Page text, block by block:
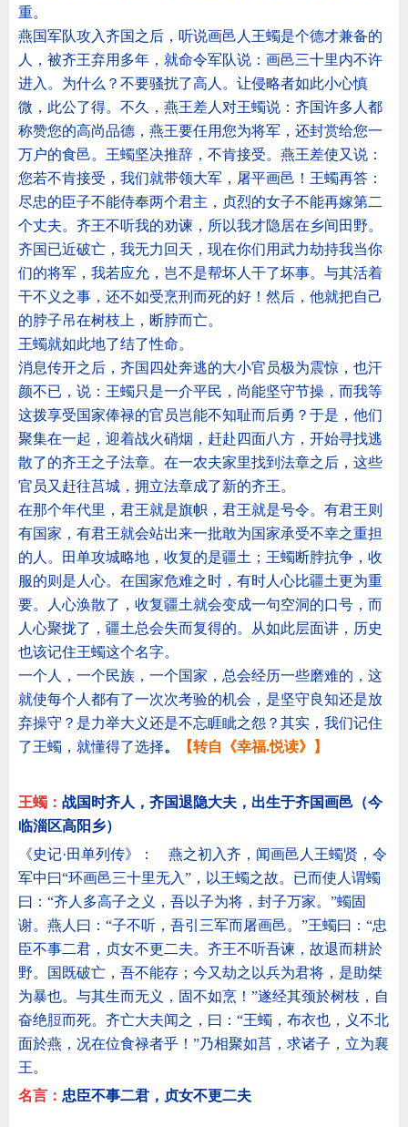
重。
燕国军队攻入齐国之后，听说画邑人王蠋是个德才兼备的
人，被齐王弃用多年，就命令军队说：画邑三十里内不许
进入。为什么？不要骚扰了高人。让侵略者如此小心慎
微，此公了得。不久，燕王差人对王蠋说：齐国许多人都
称赞您的高尚品德，燕王要任用您为将军，还封赏给您一
万户的食邑。王蠋坚决推辞，不肯接受。燕王差使又说：
您若不肯接受，我们就带领大军，屠平画邑！王蠋再答：
尽忠的臣子不能侍奉两个君主，贞烈的女子不能再嫁第二
个丈夫。齐王不听我的劝谏，所以我才隐居在乡间田野。
齐国已近破亡，我无力回天，现在你们用武力劫持我当你
们的将军，我若应允，岂不是帮坏人干了坏事。与其活着
干不义之事，还不如受烹刑而死的好！然后，他就把自己
的脖子吊在树枝上，断脖而亡。
王蠋就如此地了结了性命。
消息传开之后，齐国四处奔逃的大小官员极为震惊，也汗
颜不已，说：王蠋只是一介平民，尚能坚守节操，而我等
这拨享受国家俸禄的官员岂能不知耻而后勇？于是，他们
聚集在一起，迎着战火硝烟，赶赴四面八方，开始寻找逃
散了的齐王之子法章。在一农夫家里找到法章之后，这些
官员又赶往莒城，拥立法章成了新的齐王。
在那个年代里，君王就是旗帜，君王就是号令。有君王则
有国家，有君王就会站出来一批敢为国家承受不幸之重担
的人。田单攻城略地，收复的是疆土；王蠋断脖抗争，收
服的则是人心。在国家危难之时，有时人心比疆土更为重
要。人心涣散了，收复疆土就会变成一句空洞的口号，而
人心聚拢了，疆土总会失而复得的。从如此层面讲，历史
也该记住王蠋这个名字。
一个人，一个民族，一个国家，总会经历一些磨难的，这
就使每个人都有了一次次考验的机会，是坚守良知还是放
弃操守？是力举大义还是不忘睚眦之怨？其实，我们记住
了王蠋，就懂得了选择。 【转自《幸福.悦读》 】
王蠋： 战国时齐人，齐国退隐大夫，出生于齐国画邑（今
临淄区高阳乡）
《史记·田单列传》： 燕之初入齐，闻画邑人王蠋贤，令
军中曰“环画邑三十里无入”，以王蠋之故。已而使人谓蠋
曰：“齐人多高子之义，吾以子为将，封子万家。”蠋固
谢。燕人曰：“子不听，吾引三军而屠画邑。”王蠋曰：“忠
臣不事二君，贞女不更二夫。齐王不听吾谏，故退而耕於
野。国既破亡，吾不能存；今又劫之以兵为君将，是助桀
为暴也。与其生而无义，固不如烹！”遂经其颈於树枝，自
奋绝脰而死。齐亡大夫闻之，曰：“王蠋，布衣也，义不北
面於燕，况在位食禄者乎！”乃相聚如莒，求诸子，立为襄
王。
名言： 忠臣不事二君，贞女不更二夫